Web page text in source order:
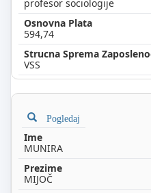
profesor sociologije
594,74
VSS
Pogledaj
MUNIRA
MIJOČ